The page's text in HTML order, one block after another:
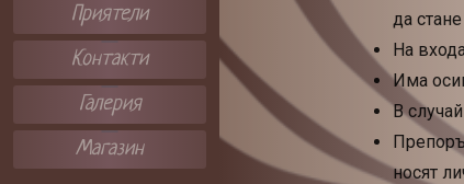
Приятели
Контакти
Галерия
Магазин
да
На
Има
В
носят